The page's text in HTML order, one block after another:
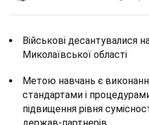
Військові десантувалися
Миколаївської області
Метою навчань є
стандартами і
підвищення рівня